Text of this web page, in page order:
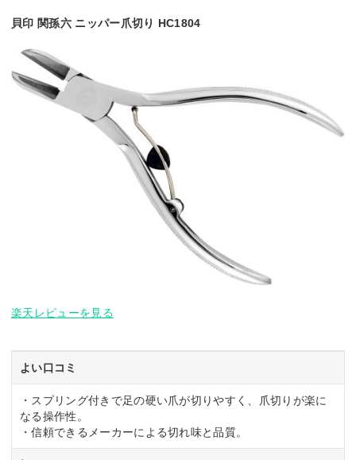
貝印 関孫六 ニッパー爪切り HC1804
楽天レビューを見る
よい口コミ
・スプリング付きで足の硬い爪が切りやすく、爪切りが楽に
なる操作性。
・信頼できるメーカーによる切れ味と品質。